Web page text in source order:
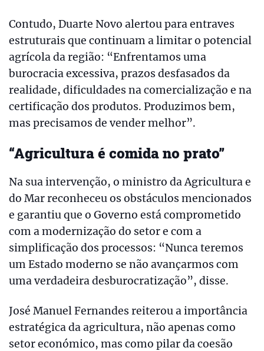
Contudo, Duarte Novo alertou para entraves
estruturais que continuam a limitar o potencial
agrícola da região: “Enfrentamos uma
burocracia excessiva, prazos desfasados da
realidade, dificuldades na comercialização e na
certificação dos produtos. Produzimos bem,
mas precisamos de vender melhor”.
“Agricultura é comida no prato”
Na sua intervenção, o ministro da Agricultura e
do Mar reconheceu os obstáculos mencionados
e garantiu que o Governo está comprometido
com a modernização do setor e com a
simplificação dos processos: “Nunca teremos
um Estado moderno se não avançarmos com
uma verdadeira desburocratização”, disse.
José Manuel Fernandes reiterou a importância
estratégica da agricultura, não apenas como
setor económico, mas como pilar da coesão